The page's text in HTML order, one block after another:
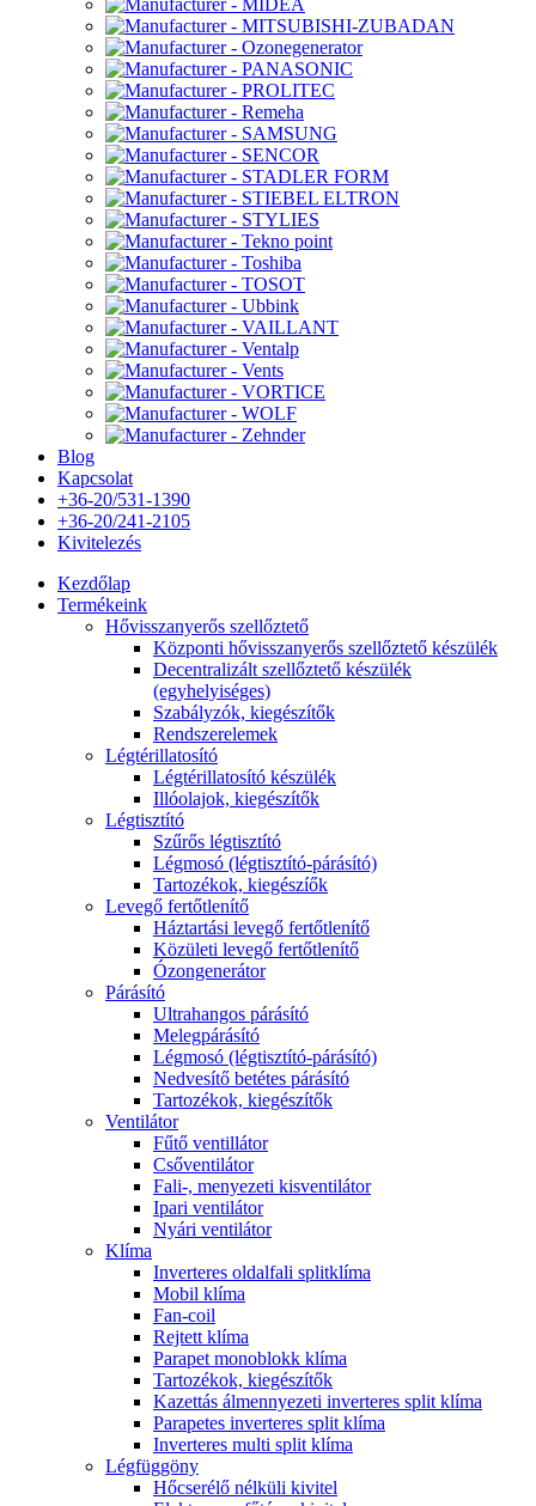
Blog
Kapcsolat
+36-20/531-1390
+36-20/241-2105
Kivitelezés
Kezdőlap
Termékeink
Hővisszanyerős szellőztető
Központi hővisszanyerős szellőztető készülék
Decentralizált szellőztető készülék
(egyhelyiséges)
Szabályzók, kiegészítők
Rendszerelemek
Légtérillatosító
Légtérillatosító készülék
Illóolajok, kiegészítők
Légtisztító
Szűrős légtisztító
Légmosó (légtisztító-párásító)
Tartozékok, kiegészíők
Levegő fertőtlenítő
Háztartási levegő fertőtlenítő
Közületi levegő fertőtlenítő
Ózongenerátor
Párásító
Ultrahangos párásító
Melegpárásító
Légmosó (légtisztító-párásító)
Nedvesítő betétes párásító
Tartozékok, kiegészítők
Ventilátor
Fűtő ventillátor
Csőventilátor
Fali-, menyezeti kisventilátor
Ipari ventilátor
Nyári ventilátor
Klíma
Inverteres oldalfali splitklíma
Mobil klíma
Fan-coil
Rejtett klíma
Parapet monoblokk klíma
Tartozékok, kiegészítők
Kazettás álmennyezeti inverteres split klíma
Parapetes inverteres split klíma
Inverteres multi split klíma
Légfüggöny
Hőcserélő nélküli kivitel